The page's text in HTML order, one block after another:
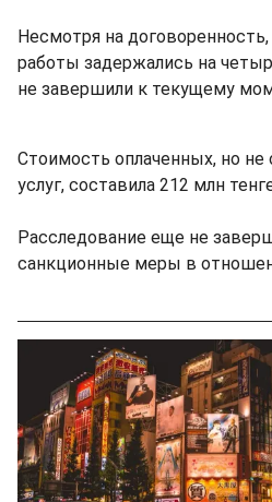
Несмотря на
работы задержались на
не завершили к текущему
Стоимость оплаченных, но не
услуг, составила 212 млн
Расследование еще не
санкционные меры в